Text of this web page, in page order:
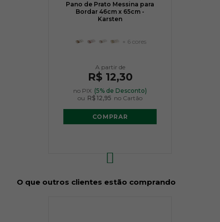
Pano de Prato Messina para
Bordar 46cm x 65cm -
Karsten
+ 6 cores
R$ 12,30
no PIX (5% de Desconto)
ou R$ 12,95 no Cartão
COMPRAR
O que outros clientes estão comprando